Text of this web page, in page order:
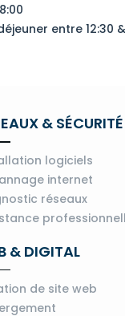
entre 12:30 &
& SÉCURITÉ
logiciels
internet
réseaux
& DIGITAL
de site web